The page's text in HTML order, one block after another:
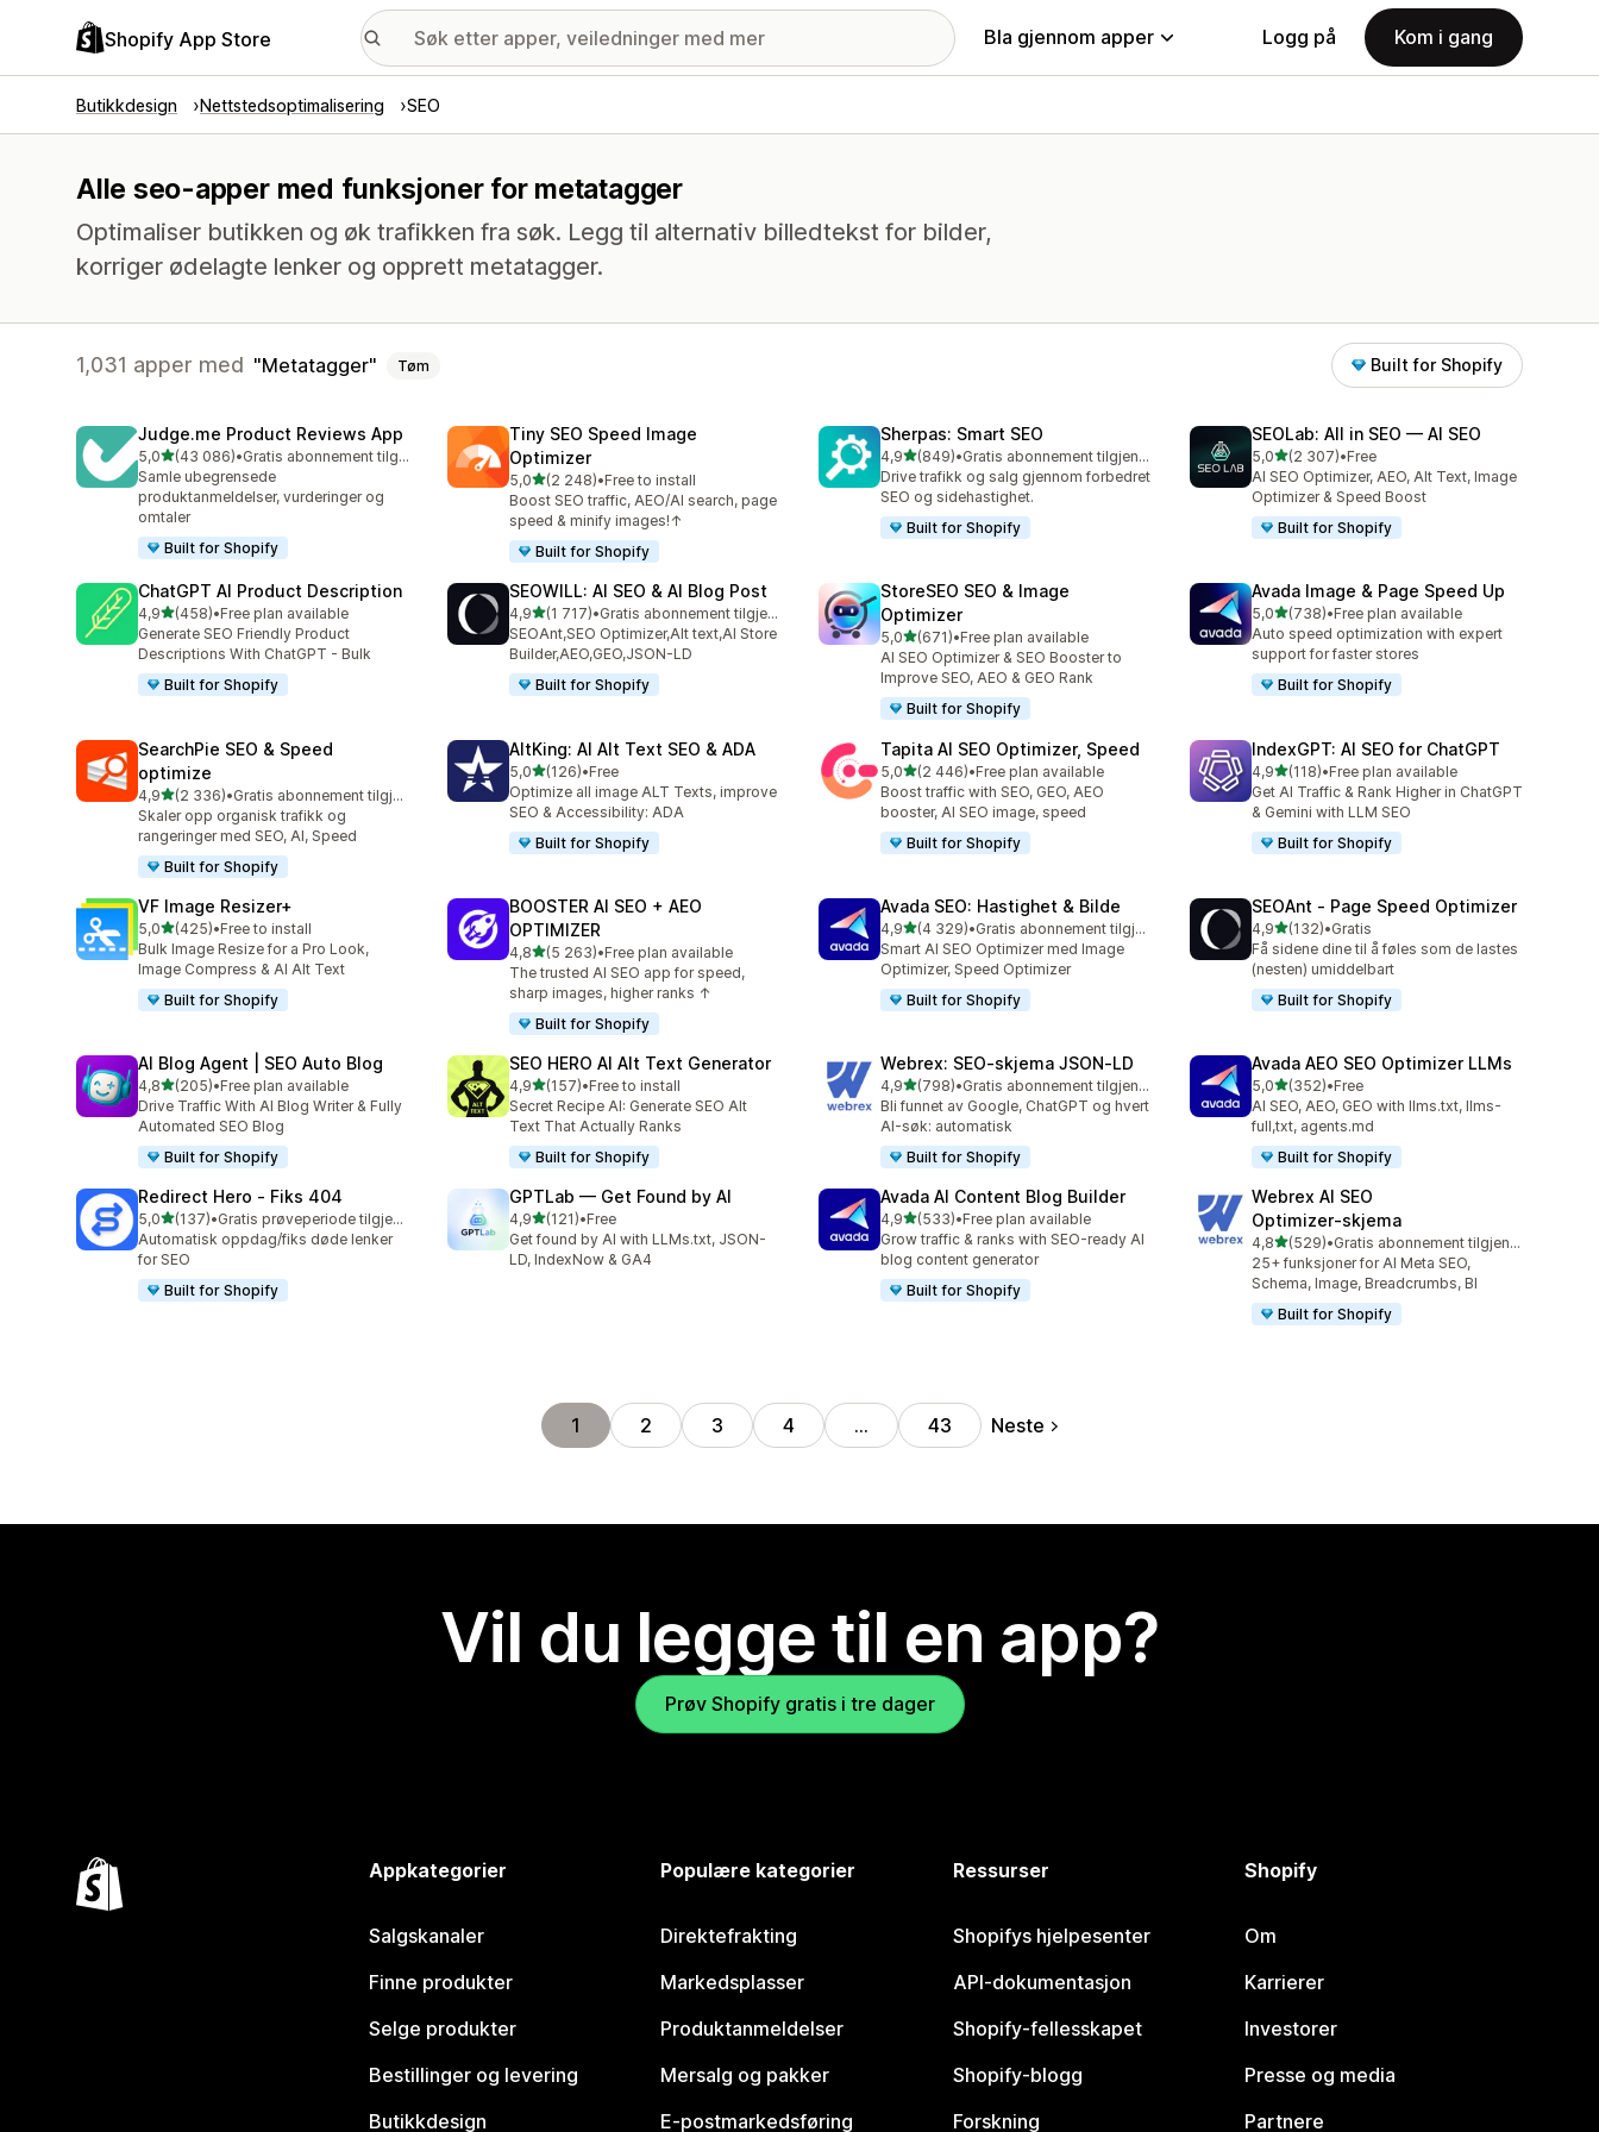
Shopify App Store Bla gjennom apper Logg på Kom i gang
Butikkdesign Nettstedsoptimalisering SEO
Alle seo-apper med funksjoner for metatagger
Optimaliser butikken og øk trafikken fra søk. Legg til alternativ billedtekst for bilder,
korriger ødelagte lenker og opprett metatagger.
1,031 apper med Metatagger Tøm Built for Shopify
Judge.me Product Reviews App
5,0av 5 stjerner
(43 086)
Totalt 43086 omtaler
•
Gratis abonnement tilgjengelig
Samle ubegrensede
produktanmeldelser, vurderinger og
omtaler
Built for Shopify
Tiny SEO Speed Image
Optimizer
5,0av 5 stjerner
(2 248)
Totalt 2248 omtaler
•Free to install
Boost SEO traffic, AEO/AI search, page
speed & minify images!↑
Built for Shopify
Sherpas: Smart SEO
4,9av 5 stjerner
(849)
Totalt 849 omtaler
•
Gratis abonnement tilgjengelig
Drive trafikk og salg gjennom forbedret
SEO og sidehastighet.
Built for Shopify
SEOLab: All in SEO — AI SEO
5,0av 5 stjerner
(2 307)
Totalt 2307 omtaler
•Free
AI SEO Optimizer, AEO, Alt Text, Image
Optimizer & Speed Boost
Built for Shopify
ChatGPT AI Product Description
4,9av 5 stjerner
(458)
Totalt 458 omtaler
•Free plan available
Generate SEO Friendly Product
Descriptions With ChatGPT - Bulk
Built for Shopify
SEOWILL: AI SEO & AI Blog Post
4,9av 5 stjerner
(1 717)
Totalt 1717 omtaler
•
Gratis abonnement tilgjengelig
SEOAnt,SEO Optimizer,Alt text,AI Store
Builder,AEO,GEO,JSON-LD
Built for Shopify
StoreSEO SEO & Image
Optimizer
5,0av 5 stjerner
(671)
Totalt 671 omtaler
•Free plan available
AI SEO Optimizer & SEO Booster to
Improve SEO, AEO & GEO Rank
Built for Shopify
Avada Image & Page Speed Up
5,0av 5 stjerner
(738)
Totalt 738 omtaler
•Free plan available
Auto speed optimization with expert
support for faster stores
Built for Shopify
SearchPie SEO & Speed
optimize
4,9av 5 stjerner
(2 336)
Totalt 2336 omtaler
•
Gratis abonnement tilgjengelig
Skaler opp organisk trafikk og
rangeringer med SEO, AI, Speed
Built for Shopify
AltKing: AI Alt Text SEO & ADA
5,0av 5 stjerner
(126)
Totalt 126 omtaler
•Free
Optimize all image ALT Texts, improve
SEO & Accessibility: ADA
Built for Shopify
Tapita AI SEO Optimizer, Speed
5,0av 5 stjerner
(2 446)
Totalt 2446 omtaler
•Free plan available
Boost traffic with SEO, GEO, AEO
booster, AI SEO image, speed
Built for Shopify
IndexGPT: AI SEO for ChatGPT
4,9av 5 stjerner
(118)
Totalt 118 omtaler
•Free plan available
Get AI Traffic & Rank Higher in ChatGPT
& Gemini with LLM SEO
Built for Shopify
VF Image Resizer+
5,0av 5 stjerner
(425)
Totalt 425 omtaler
•Free to install
Bulk Image Resize for a Pro Look,
Image Compress & AI Alt Text
Built for Shopify
BOOSTER AI SEO + AEO
OPTIMIZER
4,8av 5 stjerner
(5 263)
Totalt 5263 omtaler
•Free plan available
The trusted AI SEO app for speed,
sharp images, higher ranks ↑
Built for Shopify
Avada SEO: Hastighet & Bilde
4,9av 5 stjerner
(4 329)
Totalt 4329 omtaler
•
Gratis abonnement tilgjengelig
Smart AI SEO Optimizer med Image
Optimizer, Speed Optimizer
Built for Shopify
SEOAnt ‑ Page Speed Optimizer
4,9av 5 stjerner
(132)
Totalt 132 omtaler
•Gratis
Få sidene dine til å føles som de lastes
(nesten) umiddelbart
Built for Shopify
AI Blog Agent | SEO Auto Blog
4,8av 5 stjerner
(205)
Totalt 205 omtaler
•Free plan available
Drive Traffic With AI Blog Writer & Fully
Automated SEO Blog
Built for Shopify
SEO HERO AI Alt Text Generator
4,9av 5 stjerner
(157)
Totalt 157 omtaler
•Free to install
Secret Recipe AI: Generate SEO Alt
Text That Actually Ranks
Built for Shopify
Webrex: SEO‑skjema JSON‑LD
4,9av 5 stjerner
(798)
Totalt 798 omtaler
•
Gratis abonnement tilgjengelig
Bli funnet av Google, ChatGPT og hvert
AI-søk: automatisk
Built for Shopify
Avada AEO SEO Optimizer LLMs
5,0av 5 stjerner
(352)
Totalt 352 omtaler
•Free
AI SEO, AEO, GEO with llms.txt, llms-
full,txt, agents.md
Built for Shopify
Redirect Hero ‑ Fiks 404
5,0av 5 stjerner
(137)
Totalt 137 omtaler
•
Gratis prøveperiode tilgjengelig
Automatisk oppdag/fiks døde lenker
for SEO
Built for Shopify
GPTLab — Get Found by AI
4,9av 5 stjerner
(121)
Totalt 121 omtaler
•Free
Get found by AI with LLMs.txt, JSON-
LD, IndexNow & GA4
Avada AI Content Blog Builder
4,9av 5 stjerner
(533)
Totalt 533 omtaler
•Free plan available
Grow traffic & ranks with SEO-ready AI
blog content generator
Built for Shopify
Webrex AI SEO
Optimizer‑skjema
4,8av 5 stjerner
(529)
Totalt 529 omtaler
•
Gratis abonnement tilgjengelig
25+ funksjoner for AI Meta SEO,
Schema, Image, Breadcrumbs, Bl
Built for Shopify
1 2 3 4 … 43 Neste
Vil du legge til en app?
Prøv Shopify gratis i tre dager
Appkategorier
Salgskanaler
Finne produkter
Selge produkter
Bestillinger og levering
Butikkdesign
Populære kategorier
Direktefrakting
Markedsplasser
Produktanmeldelser
Mersalg og pakker
E-postmarkedsføring
Ressurser
Shopifys hjelpesenter
API-dokumentasjon
Shopify-fellesskapet
Shopify-blogg
Forskning
Shopify
Om
Karrierer
Investorer
Presse og media
Partnere